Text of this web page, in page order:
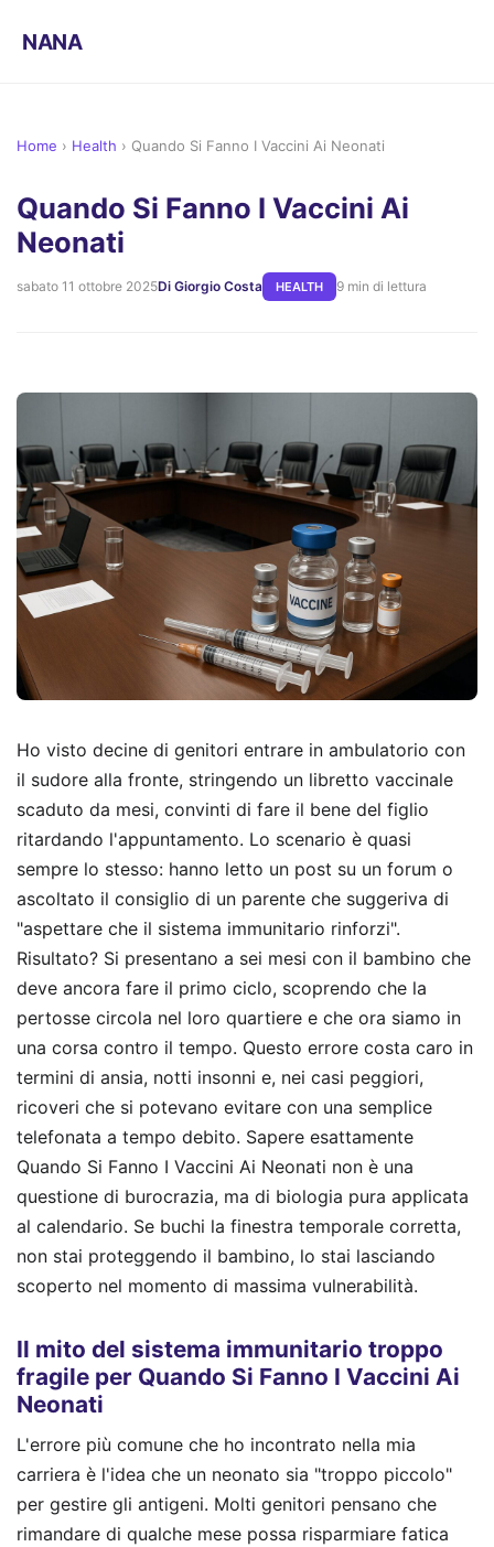
NANA
Home › Health › Quando Si Fanno I Vaccini Ai Neonati
Quando Si Fanno I Vaccini Ai
Neonati
sabato 11 ottobre 2025Di Giorgio Costa HEALTH 9 min di lettura
Ho visto decine di genitori entrare in ambulatorio con
il sudore alla fronte, stringendo un libretto vaccinale
scaduto da mesi, convinti di fare il bene del figlio
ritardando l'appuntamento. Lo scenario è quasi
sempre lo stesso: hanno letto un post su un forum o
ascoltato il consiglio di un parente che suggeriva di
"aspettare che il sistema immunitario rinforzi".
Risultato? Si presentano a sei mesi con il bambino che
deve ancora fare il primo ciclo, scoprendo che la
pertosse circola nel loro quartiere e che ora siamo in
una corsa contro il tempo. Questo errore costa caro in
termini di ansia, notti insonni e, nei casi peggiori,
ricoveri che si potevano evitare con una semplice
telefonata a tempo debito. Sapere esattamente
Quando Si Fanno I Vaccini Ai Neonati non è una
questione di burocrazia, ma di biologia pura applicata
al calendario. Se buchi la finestra temporale corretta,
non stai proteggendo il bambino, lo stai lasciando
scoperto nel momento di massima vulnerabilità.
Il mito del sistema immunitario troppo
fragile per Quando Si Fanno I Vaccini Ai
Neonati
L'errore più comune che ho incontrato nella mia
carriera è l'idea che un neonato sia "troppo piccolo"
per gestire gli antigeni. Molti genitori pensano che
rimandare di qualche mese possa risparmiare fatica